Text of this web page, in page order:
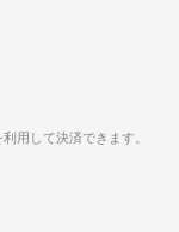
用して決済できます。